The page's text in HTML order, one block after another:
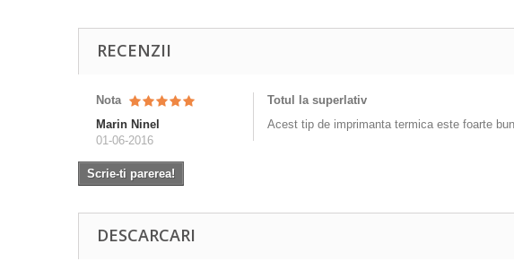
RECENZII
Nota
Marin Ninel
01-06-2016
Totul la superlativ
Acest tip de imprimanta termica este foarte
Scrie-ti parerea!
DESCARCARI